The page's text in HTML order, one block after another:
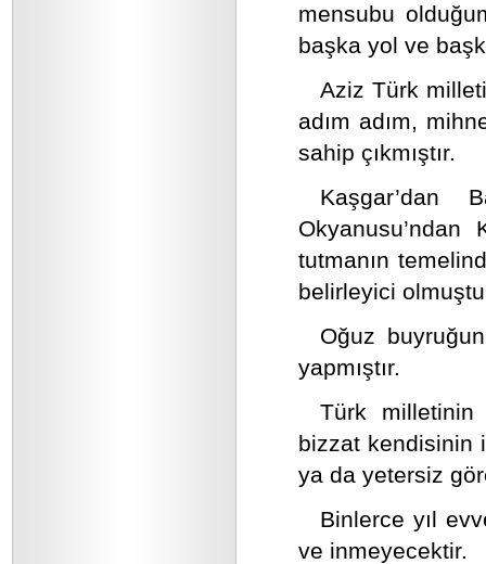
mensubu
başka yol ve
Aziz Türk
adım adım,
sahip çıkmıştır.
Kaşgar’dan
Okyanusu’ndan
tutmanın
belirleyici
Oğuz
yapmıştır.
Türk milletinin
bizzat kendisinin
ya da yetersiz
Binlerce yıl
ve inmeyecektir.